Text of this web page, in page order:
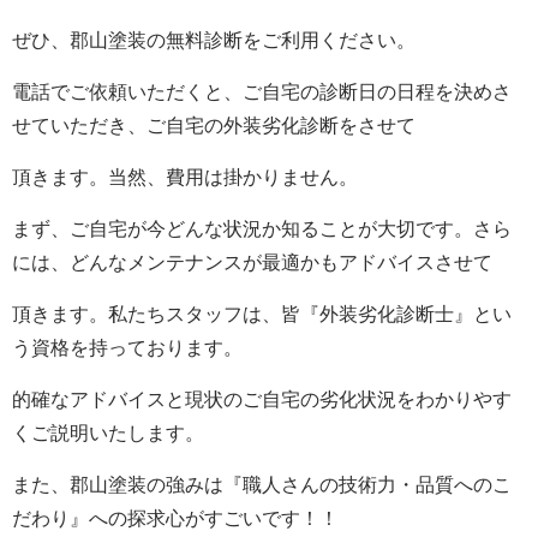
ぜひ、郡山塗装の無料診断をご利用ください。
電話でご依頼いただくと、ご自宅の診断日の日程を決めさ
せていただき、ご自宅の外装劣化診断をさせて
頂きます。当然、費用は掛かりません。
まず、ご自宅が今どんな状況か知ることが大切です。さら
には、どんなメンテナンスが最適かもアドバイスさせて
頂きます。私たちスタッフは、皆『外装劣化診断士』とい
う資格を持っております。
的確なアドバイスと現状のご自宅の劣化状況をわかりやす
くご説明いたします。
また、郡山塗装の強みは『職人さんの技術力・品質へのこ
だわり』への探求心がすごいです！！